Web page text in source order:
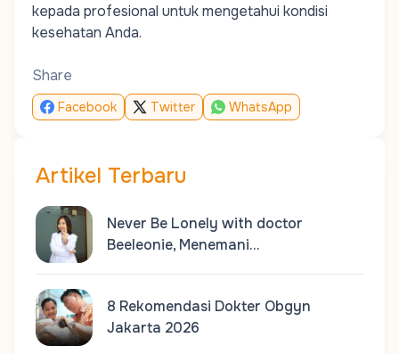
kepada profesional untuk mengetahui kondisi
kesehatan Anda.
Share
Facebook Twitter WhatsApp
Artikel Terbaru
Never Be Lonely with doctor
Beeleonie, Menemani…
8 Rekomendasi Dokter Obgyn
Jakarta 2026